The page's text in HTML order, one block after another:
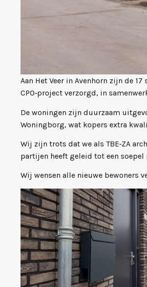
Aan Het Veer in Avenhorn zijn de
CPO‑project verzorgd, in
De woningen zijn duurzaam
Woningborg, wat kopers extra
Wij zijn trots dat we als TBE‑ZA
partijen heeft geleid tot een
Wij wensen alle nieuwe bewoners